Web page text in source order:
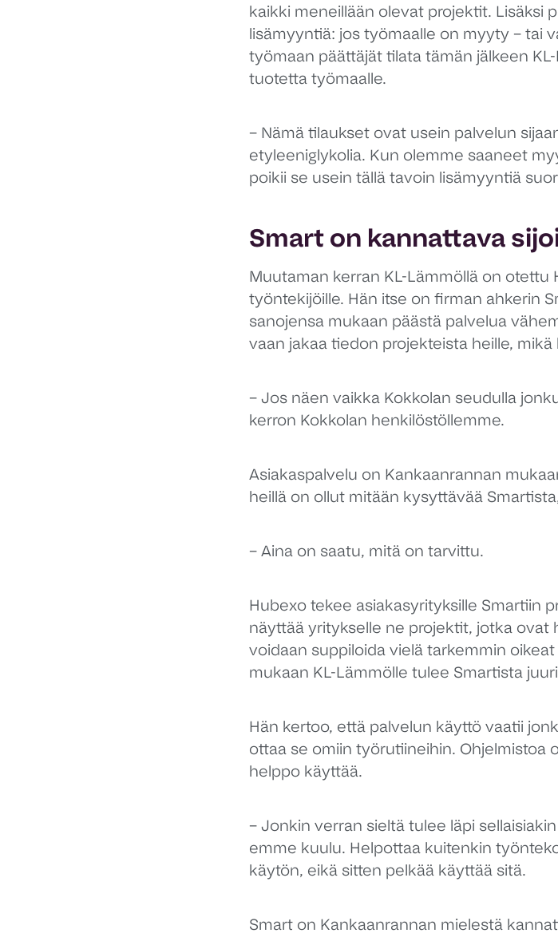
kaikki meneillään olevat projektit. Lisäksi
lisämyyntiä: jos työmaalle on myyty – tai
työmaan päättäjät tilata tämän jälkeen
tuotetta työmaalle.
– Nämä tilaukset ovat usein palvelun
etyleeniglykolia. Kun olemme saaneet
poikii se usein tällä tavoin lisämyyntiä
Smart on kannattava
Muutaman kerran KL-Lämmöllä on
työntekijöille. Hän itse on firman ahkerin
sanojensa mukaan päästä palvelua
vaan jakaa tiedon projekteista heille,
– Jos näen vaikka Kokkolan seudulla
kerron Kokkolan henkilöstöllemme.
Asiakaspalvelu on Kankaanrannan
heillä on ollut mitään kysyttävää
– Aina on saatu, mitä on tarvittu.
Hubexo tekee asiakasyrityksille Smartiin
näyttää yritykselle ne projektit, jotka ovat
voidaan suppiloida vielä tarkemmin
mukaan KL-Lämmölle tulee Smartista
Hän kertoo, että palvelun käyttö vaatii
ottaa se omiin työrutiineihin. Ohjelmistoa
helppo käyttää.
– Jonkin verran sieltä tulee läpi
emme kuulu. Helpottaa kuitenkin
käytön, eikä sitten pelkää käyttää sitä.
Smart on Kankaanrannan mielestä